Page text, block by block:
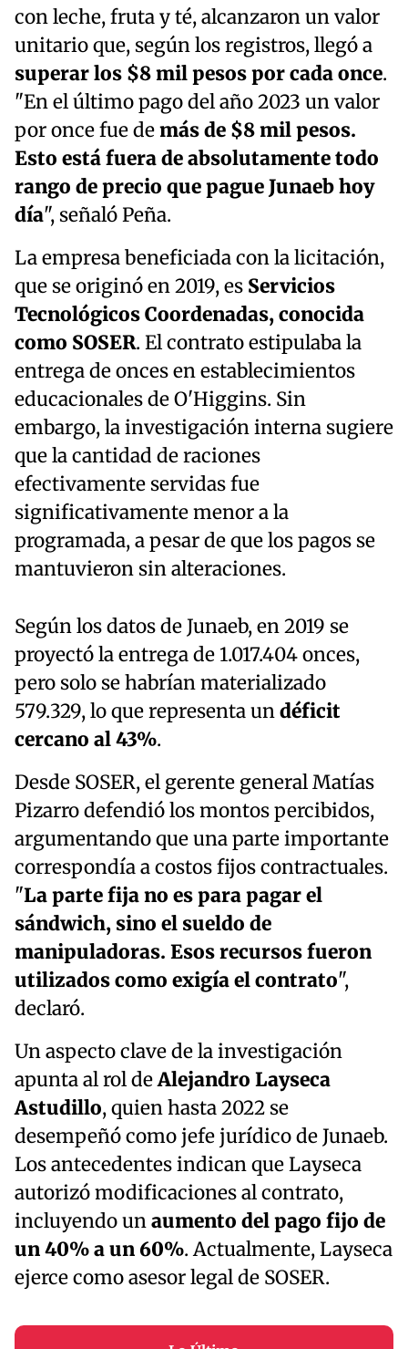
con leche, fruta y té, alcanzaron un valor
unitario que, según los registros, llegó a
superar los $8 mil pesos por cada once.
"En el último pago del año 2023 un valor
por once fue demás de $8 mil pesos.
Esto está fuera de absolutamente todo
rango de precio que pague Junaeb hoy
día", señaló Peña.
La empresa beneficiada con la licitación,
que se originó en 2019, es Servicios
Tecnológicos Coordenadas, conocida
como SOSER. El contrato estipulaba la
entrega de onces en establecimientos
educacionales de O'Higgins. Sin
embargo, la investigación interna sugiere
que la cantidad de raciones
efectivamente servidas fue
significativamente menor a la
programada, a pesar de que los pagos se
mantuvieron sin alteraciones.
Según los datos de Junaeb, en 2019 se
proyectó la entrega de 1.017.404 onces,
pero solo se habrían materializado
579.329, lo que representa undéficit
cercano al 43%.
Desde SOSER, el gerente general Matías
Pizarro defendió los montos percibidos,
argumentando que una parte importante
correspondía a costos fijos contractuales.
"La parte fija no es para pagar el
sándwich, sino el sueldo de
manipuladoras. Esos recursos fueron
utilizados como exigía el contrato",
declaró.
Un aspecto clave de la investigación
apunta al rol deAlejandro Layseca
Astudillo, quien hasta 2022 se
desempeñó como jefe jurídico de Junaeb.
Los antecedentes indican que Layseca
autorizó modificaciones al contrato,
incluyendo unaumento del pago fijo de
un 40% a un 60%. Actualmente, Layseca
ejerce como asesor legal de SOSER.